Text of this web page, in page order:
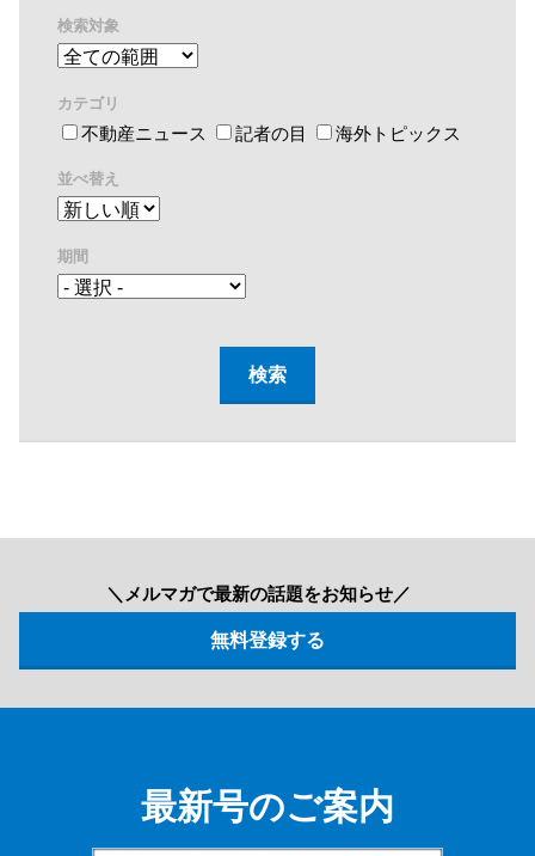
検索対象
カテゴリ
不動産ニュース 記者の目 海外トピックス
並べ替え
期間
＼メルマガで最新の話題をお知らせ／
最新号のご案内